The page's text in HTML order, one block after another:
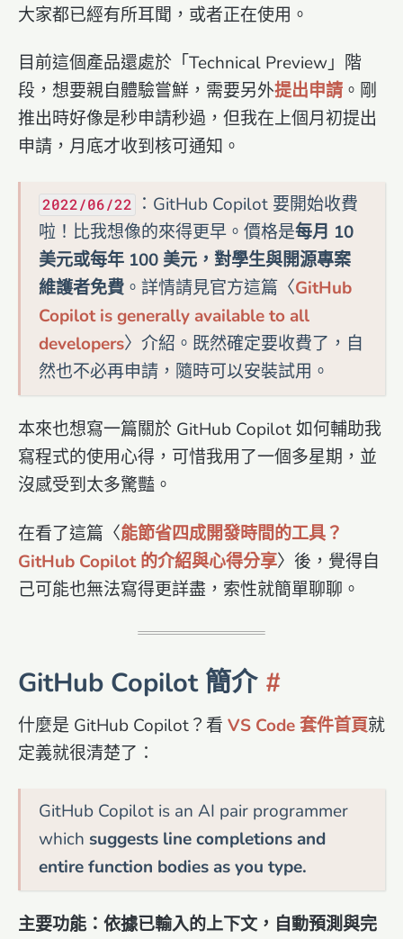
大家都已經有所耳聞，或者正在使用。
目前這個產品還處於「Technical Preview」階
段，想要親自體驗嘗鮮，需要另外提出申請 。剛
推出時好像是秒申請秒過，但我在上個月初提出
申請，月底才收到核可通知。
2022/06/22
：GitHub Copilot 要開始收費
啦！比我想像的來得更早。價格是每月 10
美元或每年 100 美元，對學生與開源專案
維護者免費 。詳情請見官方這篇〈GitHub
Copilot is generally available to all
developers〉介紹。既然確定要收費了，自
然也不必再申請，隨時可以安裝試用。
本來也想寫一篇關於 GitHub Copilot 如何輔助我
寫程式的使用心得，可惜我用了一個多星期，並
沒感受到太多驚豔。
在看了這篇〈能節省四成開發時間的工具？
GitHub Copilot 的介紹與心得分享〉後，覺得自
己可能也無法寫得更詳盡，索性就簡單聊聊。
GitHub Copilot 簡介
什麼是 GitHub Copilot？看 VS Code 套件首頁就
定義就很清楚了：
GitHub Copilot is an AI pair programmer
which suggests line completions and
entire function bodies as you type.
主要功能：依據已輸入的上下文，自動預測與完